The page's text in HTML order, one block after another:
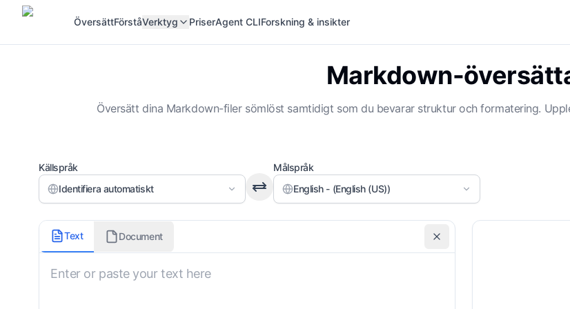
ÖversättFörståVerktyg PriserAgent CLIForskning & insikter
Markdown-
Översätt dina Markdown-filer sömlöst samtidigt som du bevarar struktur och formatering.
Källspråk
Identifiera automatiskt
Målspråk
English - (English (US))
Markdown-variant
Not Specified
Översättningsstil
Text Document